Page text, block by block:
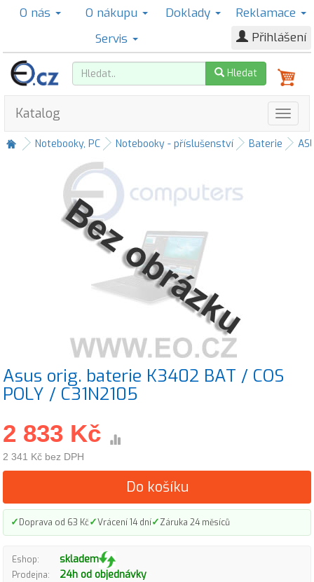
O nás O nákupu Doklady
Reklamace
Servis
Přihlášení
Hledat
Katalog
Notebooky, PC Notebooky - příslušenství Baterie
Asus orig. baterie K3402 BAT / COS
POLY / C31N2105
2 833 Kč
2 341 Kč bez DPH
Do košíku
✓Doprava od 63 Kč✓Vrácení 14 dní✓Záruka 24 měsíců
Eshop: skladem
Prodejna: 24h od objednávky